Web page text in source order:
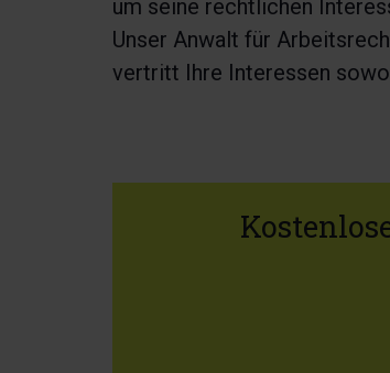
um seine rechtlichen
Unser Anwalt für
vertritt Ihre Interessen